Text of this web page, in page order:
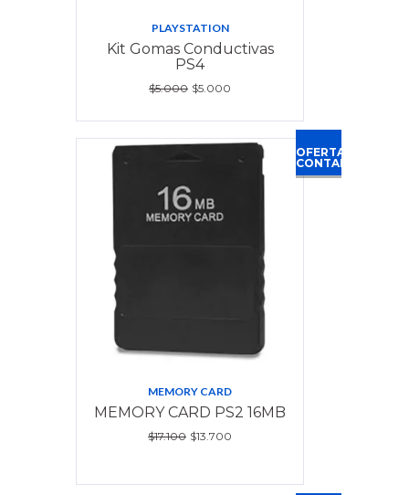
PLAYSTATION
Kit Gomas Conductivas
PS4
$5.000 $5.000
OFERTA
CONTADO
MEMORY CARD
MEMORY CARD PS2 16MB
$17.100 $13.700